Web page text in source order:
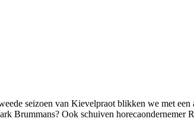
seizoen van Kievelpraot blikken we met
Brummans? Ook schuiven